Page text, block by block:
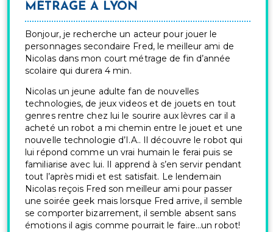
MÉTRAGE À LYON
Bonjour, je recherche un acteur pour jouer le
personnages secondaire Fred, le meilleur ami de
Nicolas dans mon court métrage de fin d’année
scolaire qui durera 4 min.
Nicolas un jeune adulte fan de nouvelles
technologies, de jeux videos et de jouets en tout
genres rentre chez lui le sourire aux lèvres car il a
acheté un robot a mi chemin entre le jouet et une
nouvelle technologie d’I.A.. Il découvre le robot qui
lui répond comme un vrai humain le ferai puis se
familiarise avec lui. Il apprend à s’en servir pendant
tout l’après midi et est satisfait. Le lendemain
Nicolas reçois Fred son meilleur ami pour passer
une soirée geek mais lorsque Fred arrive, il semble
se comporter bizarrement, il semble absent sans
émotions il agis comme pourrait le faire…un robot!